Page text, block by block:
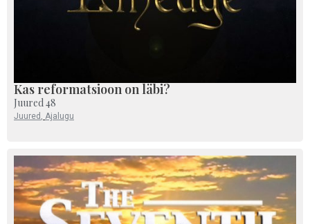
Kas reformatsioon on läbi?
Juured 48
Juured Ajalugu